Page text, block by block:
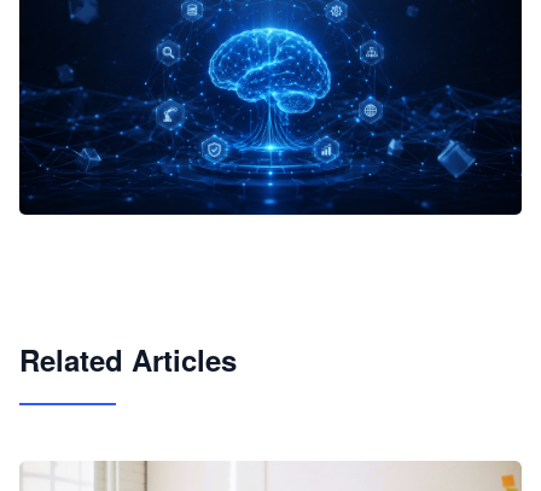
Related Articles